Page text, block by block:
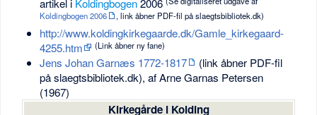
artikel i Koldingbogen2006
Koldingbogen 2006
, link åbner PDF-fil på slaegtsbibliotek.dk)
http://www.koldingkirkegaarde.dk/Gamle_kirkegaard-
4255.htm
(Link åbner ny fane)
Jens Johan Garnæs 1772-1817
(link åbner PDF-fil
på slaegtsbibliotek.dk), af Arne Garnas Petersen
(1967)
Kirkegårde i Kolding